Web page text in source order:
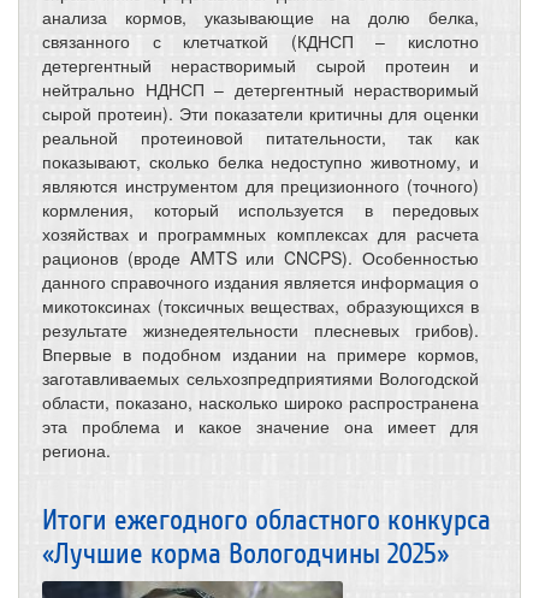
анализа кормов, указывающие на долю белка,
связанного с клетчаткой (КДНСП – кислотно
детергентный нерастворимый сырой протеин и
нейтрально НДНСП – детергентный нерастворимый
сырой протеин). Эти показатели критичны для оценки
реальной протеиновой питательности, так как
показывают, сколько белка недоступно животному, и
являются инструментом для прецизионного (точного)
кормления, который используется в передовых
хозяйствах и программных комплексах для расчета
рационов (вроде AMTS или CNCPS). Особенностью
данного справочного издания является информация о
микотоксинах (токсичных веществах, образующихся в
результате жизнедеятельности плесневых грибов).
Впервые в подобном издании на примере кормов,
заготавливаемых сельхозпредприятиями Вологодской
области, показано, насколько широко распространена
эта проблема и какое значение она имеет для
региона.
Итоги ежегодного областного конкурса
«Лучшие корма Вологодчины 2025»